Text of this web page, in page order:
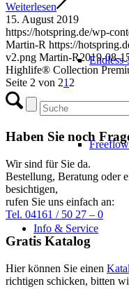
Info & Service
Weiterlesen
15. August 2019
https://hotspring.de/wp-
Martin-R https://
v2.png Martin-R2019-08-
Highlife® Collection
Seite 2 von 21 2
Haben Sie noch
Wir sind für Sie da.
Bestellung, Beratung oder
besichtigen,
rufen Sie uns einfach an:
Tel. 04161 / 50 27 – 0
Gratis Katalog
Hier können Sie einen
richtigen schicken, bitten